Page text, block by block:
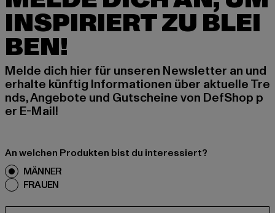
INSPIRIERT ZU BLEI
BEN!
Melde dich hier für unseren Newsletter an und
erhalte künftig Informationen über aktuelle Tre
nds, Angebote und Gutscheine von DefShop p
er E-Mail!
An welchen Produkten bist du interessiert?
MÄNNER
FRAUEN